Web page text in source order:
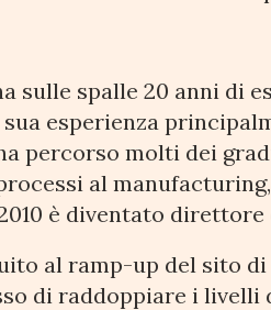
sulle spalle 20 anni di
esperienza
percorso molti dei
al
è diventato
al ramp-up del sito
di raddoppiare i